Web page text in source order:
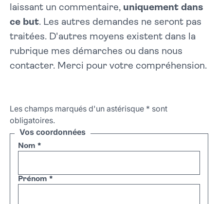
laissant un commentaire, uniquement dans
ce but. Les autres demandes ne seront pas
traitées. D'autres moyens existent dans la
rubrique mes démarches ou dans nous
contacter. Merci pour votre compréhension.
Les champs marqués d'un astérisque * sont
obligatoires.
Vos coordonnées
Nom *
Prénom *